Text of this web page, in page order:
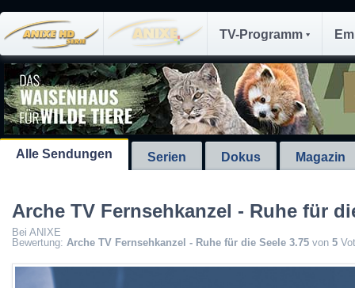
TV-Programm
Alle Sendungen Serien Dokus Magazin
Arche TV Fernsehkanzel - Ruhe für
Bei ANIXE
Bewertung: Arche TV Fernsehkanzel - Ruhe für die Seele 3.75 von 5